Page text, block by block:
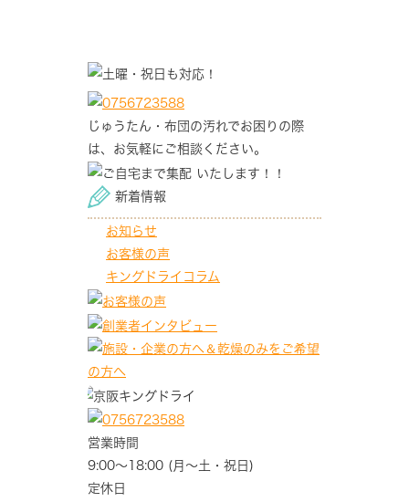
じゅうたん・布団の汚れでお困りの際
は、お気軽にご相談ください。
新着情報
お知らせ
お客様の声
キングドライコラム
営業時間
9:00～18:00 (月～土・祝日)
定休日